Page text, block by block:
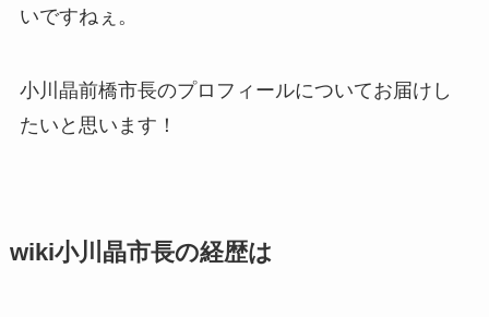
いですねぇ。
小川晶前橋市長のプロフィールについてお届けし
たいと思います！
wiki小川晶市長の経歴は